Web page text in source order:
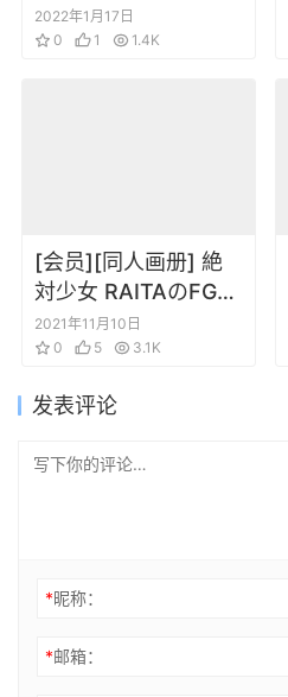
なこ) lilyromnsual
summer vacation
2022年1月17日
0
1 1.4K
[会员][同人画册] 絶
対少女 RAITAのFGO
落書き本123
2021年11月10日
0
5 3.1K
发表评论
*昵称：
*邮箱：